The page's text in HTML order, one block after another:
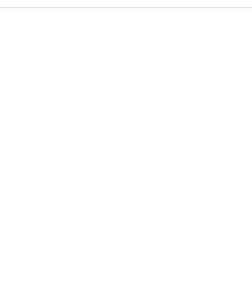
Appropriation